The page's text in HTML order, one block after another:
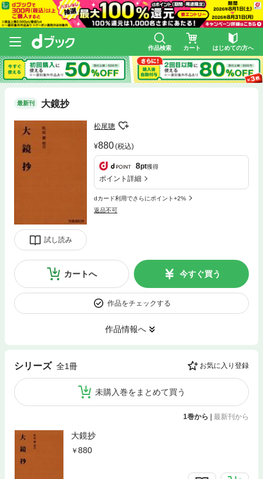
作品検索 カート はじめての方へ
最新刊 大鏡抄
試し読み
松尾聰
880(税込)
8pt獲得
ポイント詳細
dカード利用でさらにポイント+2%
返品不可
カートへ 今すぐ買う
作品をチェックする
作品情報へ
シリーズ 全1冊 お気に入り登録
未購入巻をまとめて買う
1巻から 最新刊から
大鏡抄
880